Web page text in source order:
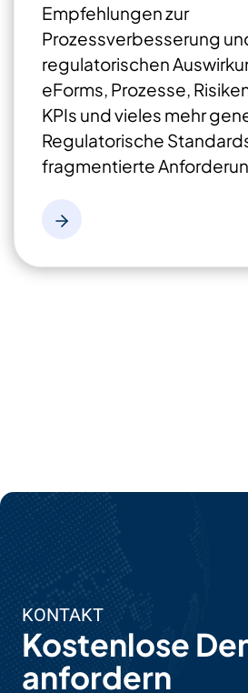
Empfehlungen zur
Prozessverbesserung
regulatorischen
eForms, Prozesse,
KPIs und vieles mehr
Regulatorische
fragmentierte
KONTAKT
Kostenlose
anfordern